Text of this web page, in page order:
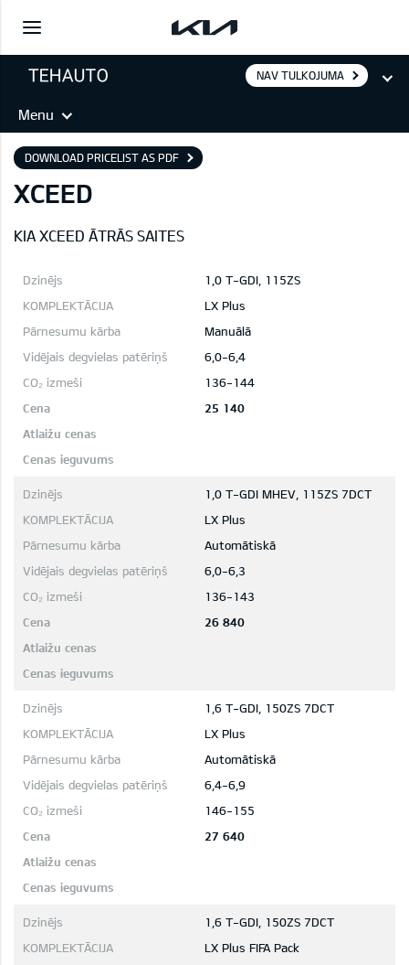
NAV TULKOJUMA
Menu
DOWNLOAD PRICELIST AS PDF
XCEED
KIA XCEED ĀTRĀS SAITES
1,0 T-GDI, 115ZS
LX Plus
Manuālā
6,0-6,4
136-144
25 140
1,0 T-GDI MHEV, 115ZS 7DCT
LX Plus
Automātiskā
6,0-6,3
136-143
26 840
1,6 T-GDI, 150ZS 7DCT
LX Plus
Automātiskā
6,4-6,9
146-155
27 640
1,6 T-GDI, 150ZS 7DCT
LX Plus FIFA Pack